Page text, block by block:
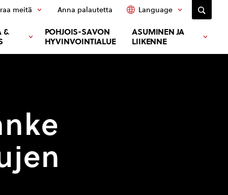
&
POHJOIS-SAVON
HYVINVOINTIALUE
ASUMINEN JA
LIIKENNE
meitä Anna palautetta Language